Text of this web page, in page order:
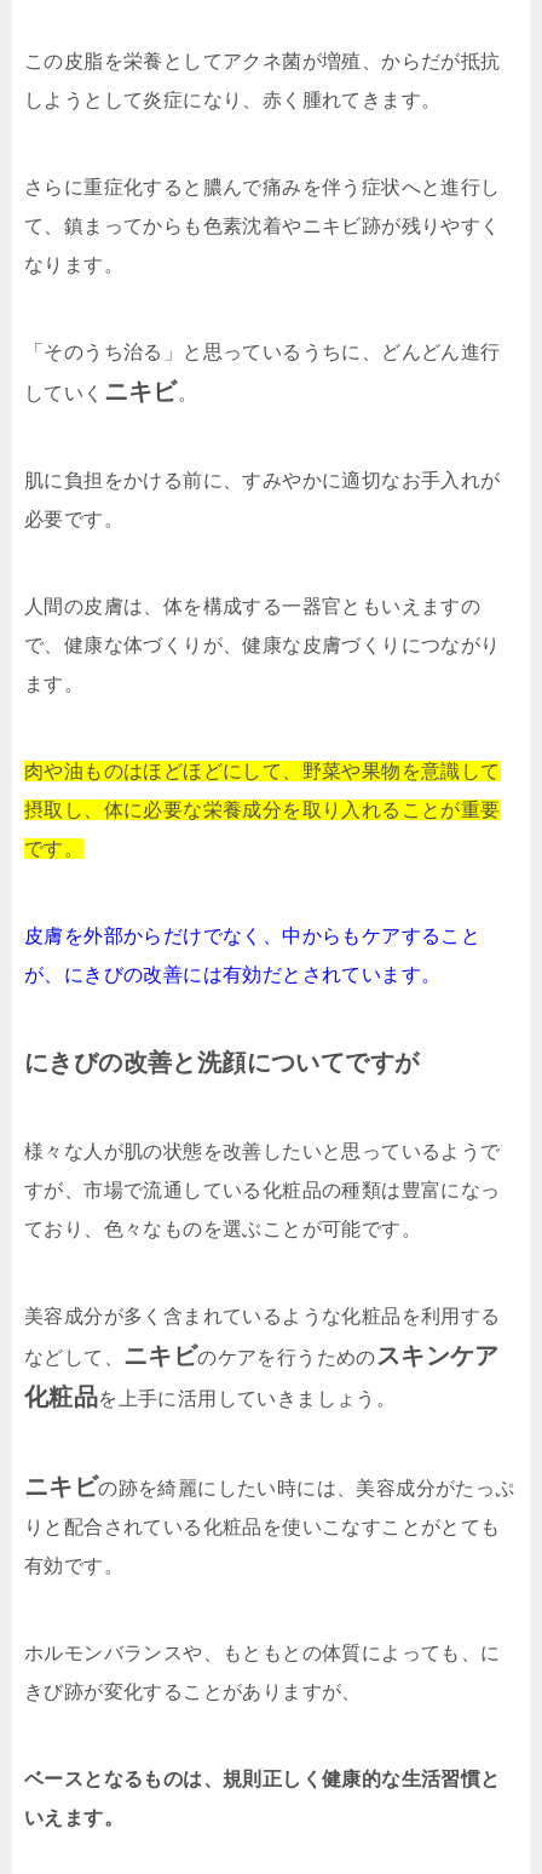
この皮脂を栄養としてアクネ菌が増殖、からだが抵抗
しようとして炎症になり、赤く腫れてきます。
さらに重症化すると膿んで痛みを伴う症状へと進行し
て、鎮まってからも色素沈着やニキビ跡が残りやすく
なります。
「そのうち治る」と思っているうちに、どんどん進行
していく ニキビ。
肌に負担をかける前に、すみやかに適切なお手入れが
必要です。
人間の皮膚は、体を構成する一器官ともいえますの
で、健康な体づくりが、健康な皮膚づくりにつながり
ます。
肉や油ものはほどほどにして、野菜や果物を意識して
摂取し、体に必要な栄養成分を取り入れることが重要
です。
皮膚を外部からだけでなく、中からもケアすること
が、にきびの改善には有効だとされています。
にきびの改善と洗顔についてですが
様々な人が肌の状態を改善したいと思っているようで
すが、市場で流通している化粧品の種類は豊富になっ
ており、色々なものを選ぶことが可能です。
美容成分が多く含まれているような化粧品を利用する
などして、 ニキビのケアを行うためのスキンケア
化粧品を上手に活用していきましょう。
ニキビの跡を綺麗にしたい時には、美容成分がたっぷ
りと配合されている化粧品を使いこなすことがとても
有効です。
ホルモンバランスや、もともとの体質によっても、に
きび跡が変化することがありますが、
ベースとなるものは、規則正しく健康的な生活習慣と
いえます。